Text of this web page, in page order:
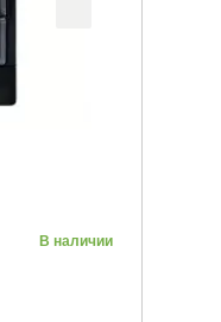
В наличии